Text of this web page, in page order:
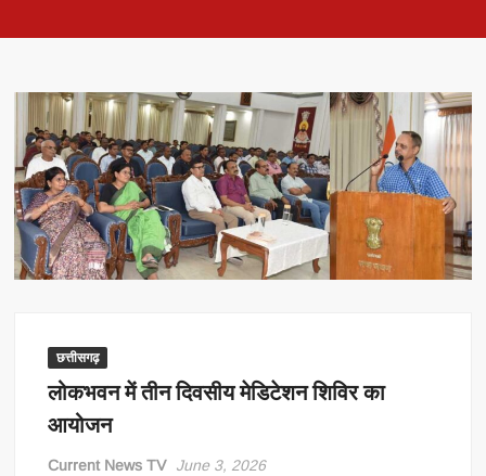
छत्तीसगढ़
लोकभवन में तीन दिवसीय मेडिटेशन शिविर का
आयोजन
Current News TV June 3, 2026